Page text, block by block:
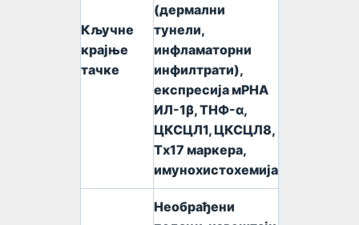
Кључне
крајње
тачке
(дермални
тунели,
инфламаторни
инфилтрати),
експресија мРНА
ИЛ-1β, ТНФ-α,
ЦКСЦЛ1, ЦКСЦЛ8,
Тх17 маркера,
имунохистохемија
Необрађени